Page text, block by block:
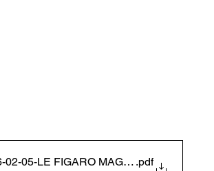
02-05-LE FIGARO MAGAZINE HEBDO-
.pdf